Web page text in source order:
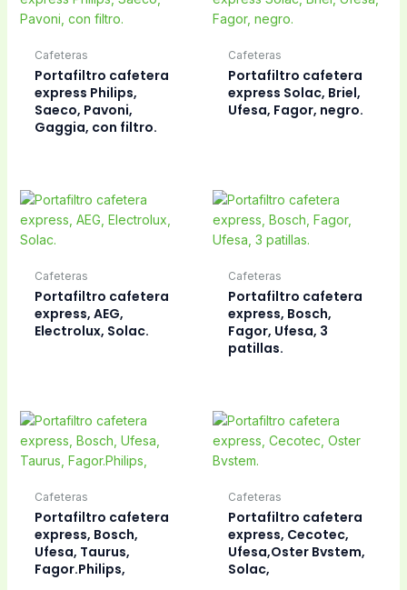
Cafeteras
Portafiltro cafetera
express Philips,
Saeco, Pavoni,
Gaggia, con filtro.
Cafeteras
Portafiltro cafetera
express Solac, Briel,
Ufesa, Fagor, negro.
Cafeteras
Portafiltro cafetera
express, AEG,
Electrolux, Solac.
Cafeteras
Portafiltro cafetera
express, Bosch,
Fagor, Ufesa, 3
patillas.
Cafeteras
Portafiltro cafetera
express, Bosch,
Ufesa, Taurus,
Fagor.Philips,
Cafeteras
Portafiltro cafetera
express, Cecotec,
Ufesa,Oster Bvstem,
Solac,